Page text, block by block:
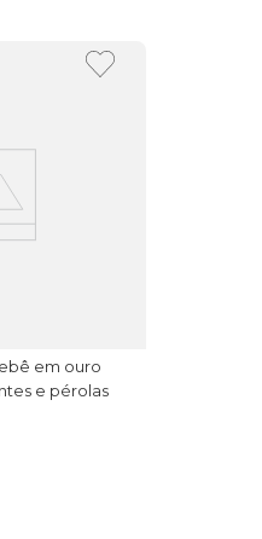
em ouro
e pérolas